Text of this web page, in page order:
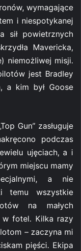
wymagające
i niespotykanej
sił powietrznych
Mavericka,
niemożliwej misji.
jest Bradley
a kim był Goose
Gun” zasługuje
podczas
ujęciach, a i
miejscu mamy
a nie
temu wszystkie
na małych
w fotel. Kilka razy
– zaczyna mi
pięści. Ekipa